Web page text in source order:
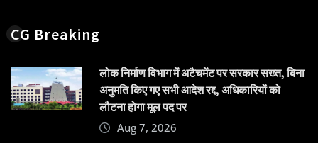
CG Breaking
लोक निर्माण विभाग में अटैचमेंट पर सरकार सख्त, बिना
अनुमति किए गए सभी आदेश रद्द, अधिकारियों को
लौटना होगा मूल पद पर
Aug 7, 2026